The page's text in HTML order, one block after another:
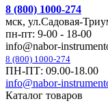
8 (800) 1000-274
мск, ул.Садовая-
пн-пт: 9-00 - 18-00
info@nabor-
8 (800) 1000-274
ПН-ПТ: 09.00-18.00
info@nabor-
Каталог товаров